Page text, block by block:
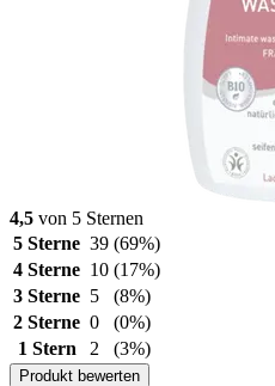
4,5 von 5 Sternen
5 Sterne 39 (69%)
4 Sterne 10 (17%)
3 Sterne 5
(8%)
2 Sterne 0
(0%)
1 Stern
2 (3%)
Produkt bewerten